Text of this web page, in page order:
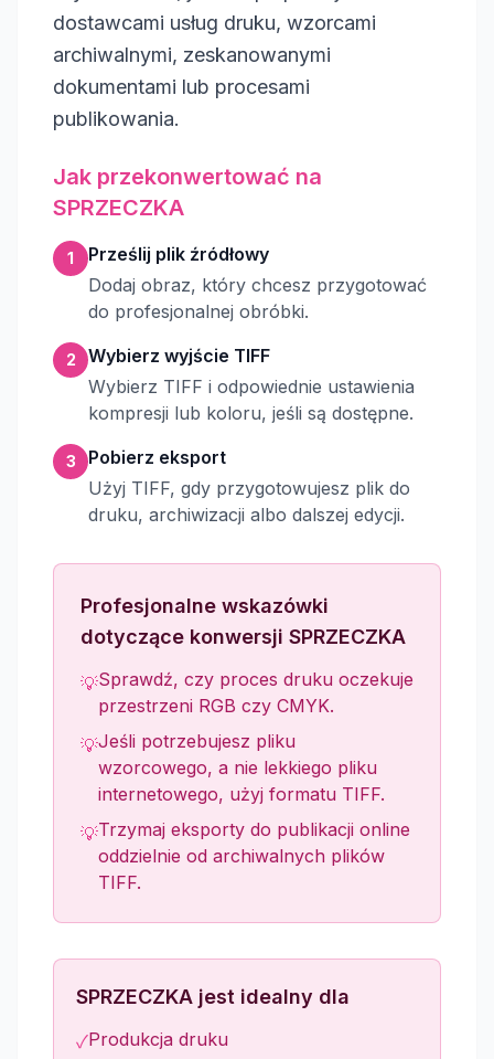
dostawcami usług druku, wzorcami
archiwalnymi, zeskanowanymi
dokumentami lub procesami
publikowania.
Jak przekonwertować na
SPRZECZKA
1
Prześlij plik źródłowy
Dodaj obraz, który chcesz przygotować
do profesjonalnej obróbki.
2
Wybierz wyjście TIFF
Wybierz TIFF i odpowiednie ustawienia
kompresji lub koloru, jeśli są dostępne.
3
Pobierz eksport
Użyj TIFF, gdy przygotowujesz plik do
druku, archiwizacji albo dalszej edycji.
Profesjonalne wskazówki
dotyczące konwersji SPRZECZKA
💡Sprawdź, czy proces druku oczekuje
przestrzeni RGB czy CMYK.
💡Jeśli potrzebujesz pliku
wzorcowego, a nie lekkiego pliku
internetowego, użyj formatu TIFF.
💡Trzymaj eksporty do publikacji online
oddzielnie od archiwalnych plików
TIFF.
SPRZECZKA jest idealny dla
✓Produkcja druku